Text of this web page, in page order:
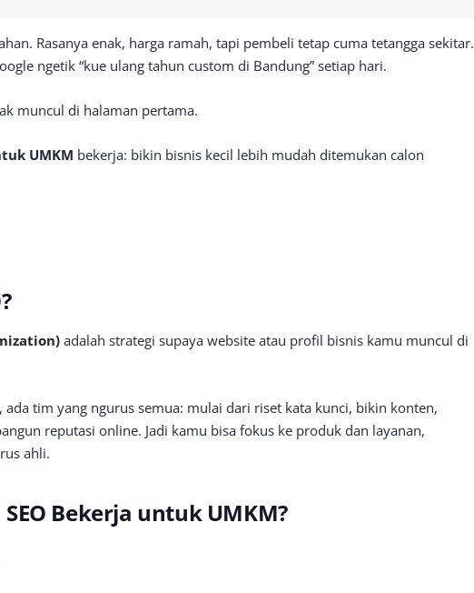
Rasanya enak, harga ramah, tapi pembeli tetap cuma tetangga sekitar.
ngetik “kue ulang tahun custom di Bandung” setiap hari.
muncul di halaman pertama.
UMKM bekerja: bikin bisnis kecil lebih mudah ditemukan calon
adalah strategi supaya website atau profil bisnis kamu muncul di
ada tim yang ngurus semua: mulai dari riset kata kunci, bikin konten,
reputasi online. Jadi kamu bisa fokus ke produk dan layanan,
ahli.
Bekerja untuk UMKM?